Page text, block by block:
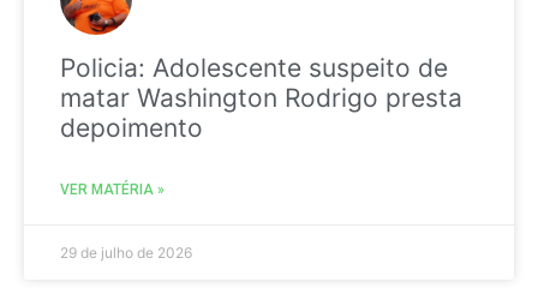
Policia: Adolescente suspeito de
matar Washington Rodrigo presta
depoimento
VER MATÉRIA »
29 de julho de 2026